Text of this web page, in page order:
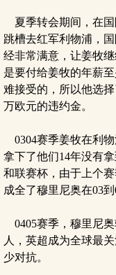
夏季转会期间，在国
跳槽去红军利物浦，
经非常满意，让姜牧
是要付给姜牧的年薪
难接受的，所以他选
万欧元的违约金。
0304赛季姜牧在利
拿下了他们14年没有
和联赛杯，由于上个
成全了穆里尼奥在03
0405赛季，穆里尼
人，英超成为全球最
少对抗。